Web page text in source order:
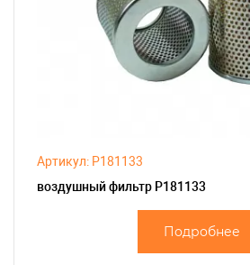
Артикул: P181133
воздушный фильтр P181133
Подробнее